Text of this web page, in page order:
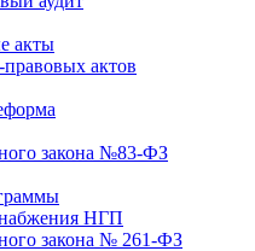
акты
актов
закона №83-ФЗ
НГП
закона № 261-ФЗ